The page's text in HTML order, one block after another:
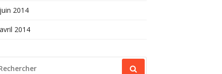
juin 2014
avril 2014